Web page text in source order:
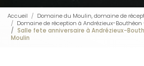
Accueil
Domaine du Moulin, domaine de
Domaine de réception à Andrézieux-
Salle fete anniversaire à Andrézieux-
Moulin